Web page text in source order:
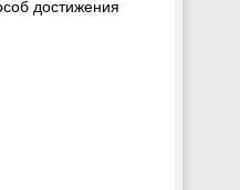
достижения